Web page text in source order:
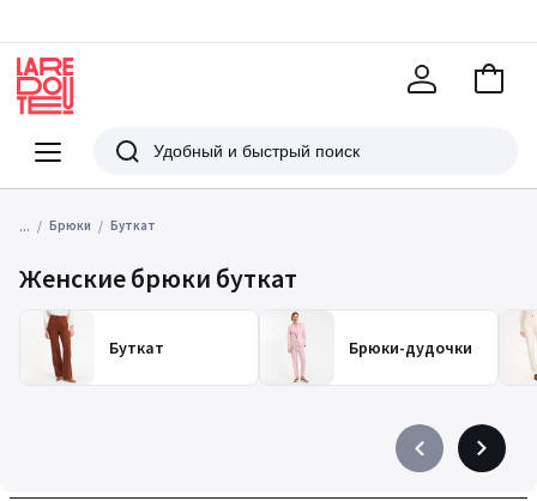
Меню
Redoute
Поиск
В
... Брюки Буткат
Женские брюки буткат
Буткат Брюки-дудочки
PrécédentSuivant